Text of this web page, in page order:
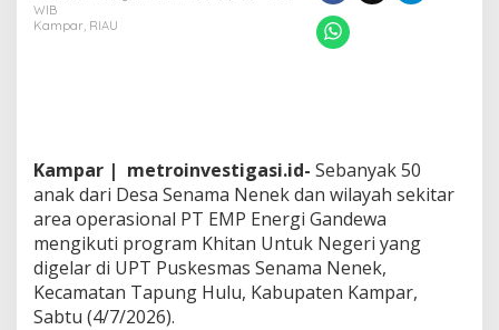
a
d
a
n
Y
a
y
a
WIB
Kampar RIAU
Kampar | metroinvestigasi.id- Sebanyak 50
anak dari Desa Senama Nenek dan wilayah sekitar
area operasional PT EMP Energi Gandewa
mengikuti program Khitan Untuk Negeri yang
digelar di UPT Puskesmas Senama Nenek,
Kecamatan Tapung Hulu, Kabupaten Kampar,
Sabtu (4/7/2026).